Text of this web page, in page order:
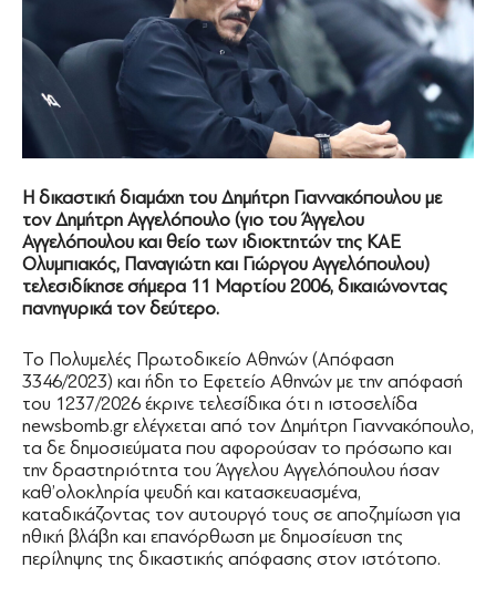
Η δικαστική διαμάχη του Δημήτρη Γιαννακόπουλου με
τον Δημήτρη Αγγελόπουλο (γιο του Άγγελου
Αγγελόπουλου και θείο των ιδιοκτητών της ΚΑΕ
Ολυμπιακός, Παναγιώτη και Γιώργου Αγγελόπουλου)
τελεσιδίκησε σήμερα 11 Μαρτίου 2006, δικαιώνοντας
πανηγυρικά τον δεύτερο.
Το Πολυμελές Πρωτοδικείο Αθηνών (Απόφαση
3346/2023) και ήδη το Εφετείο Αθηνών με την απόφασή
του 1237/2026 έκρινε τελεσίδικα ότι η ιστοσελίδα
newsbomb.gr ελέγχεται από τον Δημήτρη Γιαννακόπουλο,
τα δε δημοσιεύματα που αφορούσαν το πρόσωπο και
την δραστηριότητα του Άγγελου Αγγελόπουλου ήσαν
καθ’ολοκληρία ψευδή και κατασκευασμένα,
καταδικάζοντας τον αυτουργό τους σε αποζημίωση για
ηθική βλάβη και επανόρθωση με δημοσίευση της
περίληψης της δικαστικής απόφασης στον ιστότοπο.